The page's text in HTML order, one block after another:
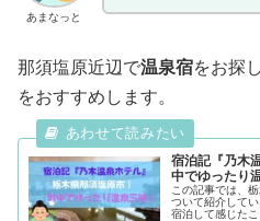
あまなっと
那須塩原近辺で温泉宿をお探
をおすすめします。
宿泊記『乃木
中でゆったり
この記事では、
ついて紹介して
宿泊して感じた